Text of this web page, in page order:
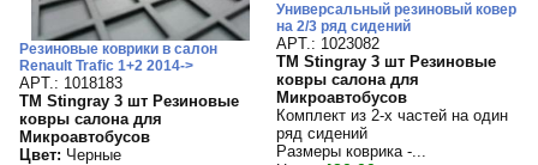
Резиновые коврики в салон
Renault Trafic 1+2 2014->
APT.: 1018183
TM Stingray 3 шт Резиновые
ковры салона для
Микроавтобусов
Цвет: Черные
Универсальный резиновый ковер
на 2/3 ряд сидений
APT.: 1023082
TM Stingray 3 шт Резиновые
ковры салона для
Микроавтобусов
Комплект из 2-х частей на один
ряд сидений
Размеры коврика -...